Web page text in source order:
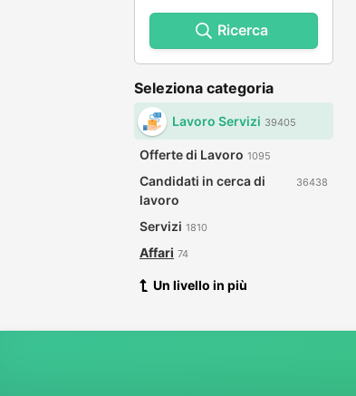
Ricerca
Seleziona categoria
Lavoro Servizi 39405
Offerte di Lavoro 1095
Candidati in cerca di
lavoro
36438
Servizi 1810
Affari 74
Un livello in più